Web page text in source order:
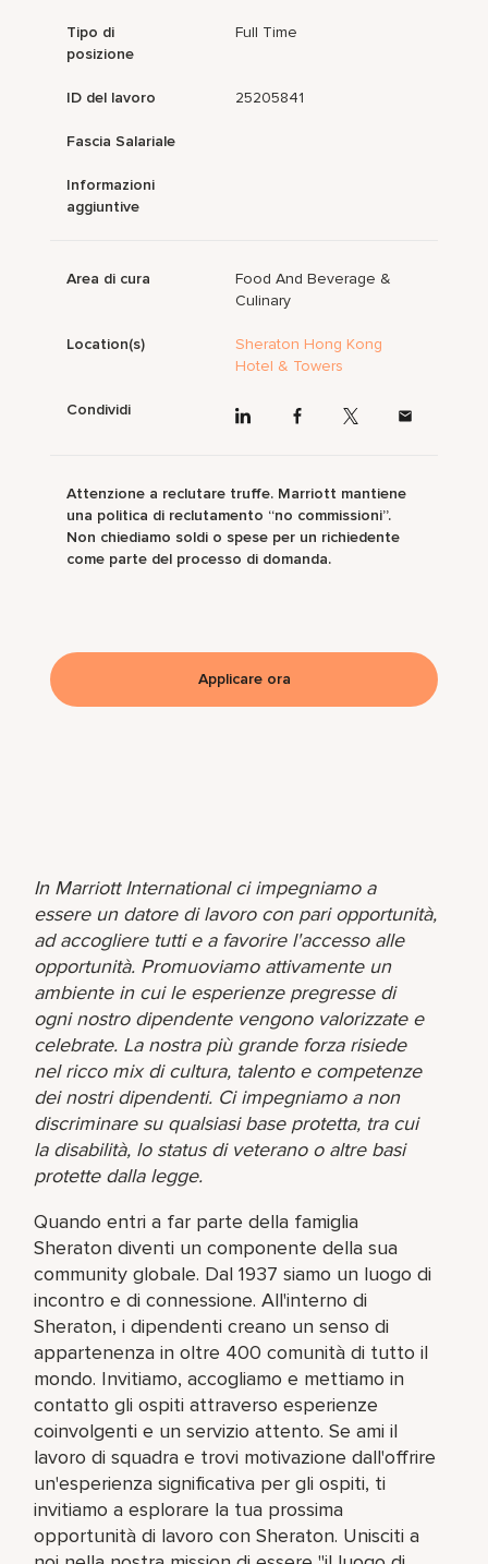
In Marriott International ci impegniamo a
essere un datore di lavoro con pari opportunità,
ad accogliere tutti e a favorire l'accesso alle
opportunità. Promuoviamo attivamente un
ambiente in cui le esperienze pregresse di
ogni nostro dipendente vengono valorizzate e
celebrate. La nostra più grande forza risiede
nel ricco mix di cultura, talento e competenze
dei nostri dipendenti. Ci impegniamo a non
discriminare su qualsiasi base protetta, tra cui
la disabilità, lo status di veterano o altre basi
protette dalla legge.
Quando entri a far parte della famiglia
Sheraton diventi un componente della sua
community globale. Dal 1937 siamo un luogo di
incontro e di connessione. All'interno di
Sheraton, i dipendenti creano un senso di
appartenenza in oltre 400 comunità di tutto il
mondo. Invitiamo, accogliamo e mettiamo in
contatto gli ospiti attraverso esperienze
coinvolgenti e un servizio attento. Se ami il
lavoro di squadra e trovi motivazione dall'offrire
un'esperienza significativa per gli ospiti, ti
invitiamo a esplorare la tua prossima
opportunità di lavoro con Sheraton. Unisciti a
Tipo di
posizione
Full Time
ID del lavoro 25205841
Fascia Salariale
Informazioni
aggiuntive
Area di cura
Food And Beverage &
Culinary
Location(s)
Sheraton Hong Kong
Hotel & Towers
Condividi
Attenzione a reclutare truffe. Marriott mantiene
una politica di reclutamento “no commissioni”.
Non chiediamo soldi o spese per un richiedente
come parte del processo di domanda.
Applicare ora